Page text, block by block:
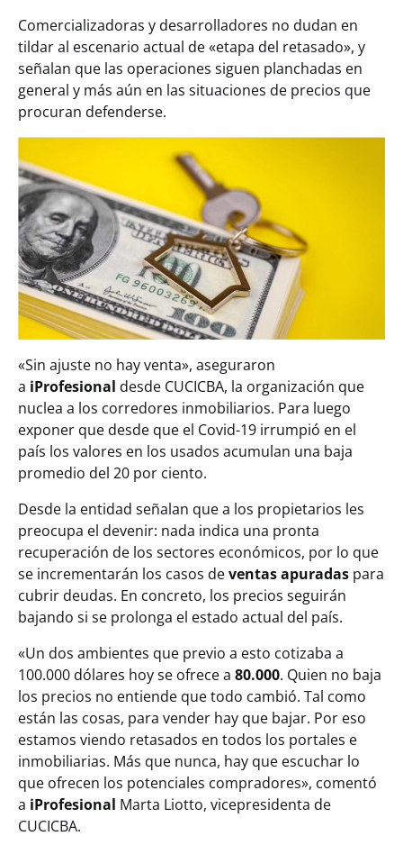
Comercializadoras y desarrolladores no dudan en
tildar al escenario actual de «etapa del retasado», y
señalan que las operaciones siguen planchadas en
general y más aún en las situaciones de precios que
procuran defenderse.
«Sin ajuste no hay venta», aseguraron
a iProfesional desde CUCICBA, la organización que
nuclea a los corredores inmobiliarios. Para luego
exponer que desde que el Covid-19 irrumpió en el
país los valores en los usados acumulan una baja
promedio del 20 por ciento.
Desde la entidad señalan que a los propietarios les
preocupa el devenir: nada indica una pronta
recuperación de los sectores económicos, por lo que
se incrementarán los casos deventas apuradas para
cubrir deudas. En concreto, los precios seguirán
bajando si se prolonga el estado actual del país.
«Un dos ambientes que previo a esto cotizaba a
100.000 dólares hoy se ofrece a 80.000. Quien no baja
los precios no entiende que todo cambió. Tal como
están las cosas, para vender hay que bajar. Por eso
estamos viendo retasados en todos los portales e
inmobiliarias. Más que nunca, hay que escuchar lo
que ofrecen los potenciales compradores», comentó
a iProfesional Marta Liotto, vicepresidenta de
CUCICBA.